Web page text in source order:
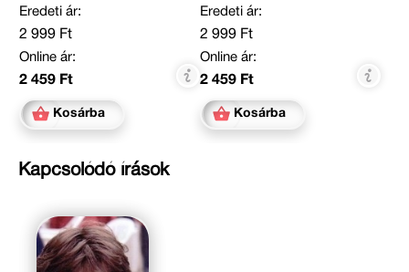
Eredeti ár:
2 999 Ft
Online ár:
2 459 Ft
Kosárba
Eredeti ár:
2 999 Ft
Online ár:
2 459 Ft
Kosárba
Kapcsolódó írások